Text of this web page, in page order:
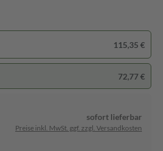
115,35 €
72,77 €
sofort lieferbar
Preise inkl. MwSt. ggf. zzgl. Versandkosten